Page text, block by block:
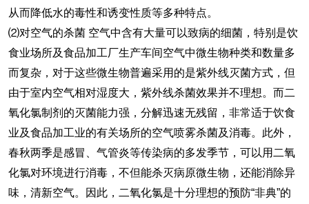
从而降低水的毒性和诱变性质等多种特点。
⑵对空气的杀菌 空气中含有大量可以致病的细菌，特别是饮
食业场所及食品加工厂生产车间空气中微生物种类和数量多
而复杂，对于这些微生物普遍采用的是紫外线灭菌方式，但
由于室内空气相对湿度大，紫外线杀菌效果并不理想。而二
氧化氯制剂的灭菌能力强，分解迅速无残留，非常适于饮食
业及食品加工业的有关场所的空气喷雾杀菌及消毒。此外，
春秋两季是感冒、气管炎等传染病的多发季节，可以用二氧
化氯对环境进行消毒，不但能杀灭病原微生物，还能消除异
味，清新空气。因此，二氧化氯是十分理想的预防“非典”的